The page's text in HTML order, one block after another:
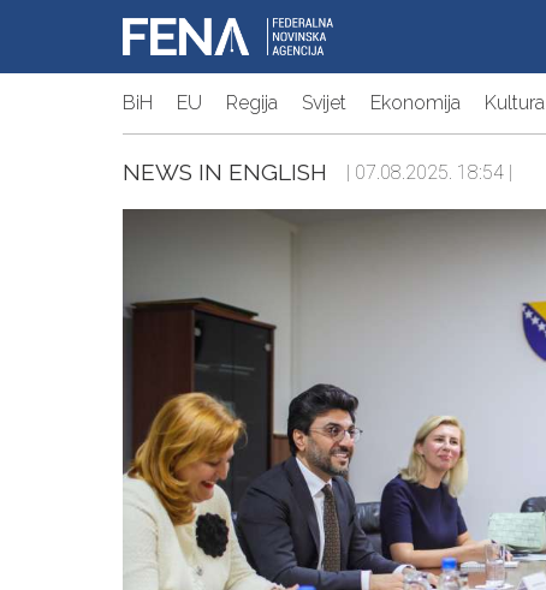
BiH EU Regija Svijet Ekonomija Kultura
NEWS IN ENGLISH | 07.08.2025. 18:54 |